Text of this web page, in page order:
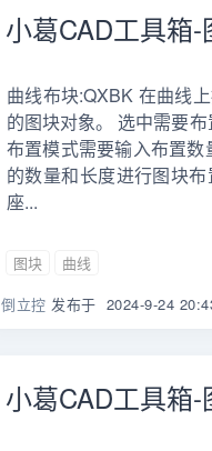
小葛CAD工具箱
曲线布块:QXBK 在曲线
的图块对象。 选中需要
布置模式需要输入布置
的数量和长度进行图块
座...
图块
曲线
倒立控 发布于 2024-9-24
小葛CAD工具箱